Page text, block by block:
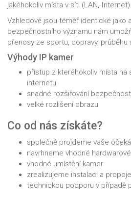
jakéhokoliv místa v síti (LAN, Internet).
Vzhledově jsou téměř identické jako
bezpečnostního významu nám
přenosy ze sportu, dopravy, průběhu
Výhody IP kamer
přístup z kteréhokoliv místa na
internetu
snadné rozšiřování
velké rozlišení obrazu
Co od nás získáte?
společně projdeme vaše
navrhneme vhodné
vhodné umístění kamer
zrealizujeme instalaci a
technickou podporu v případě